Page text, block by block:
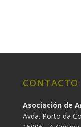
CONTACTO
Asociación de
Avda. Porto da